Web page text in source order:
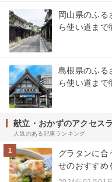
岡山県のふる
ら使い道まで
島根県のふる
ら使い道まで
献立・おかずのアクセス
人気のある記事ランキング
1
グラタンに合
せのおすすめ